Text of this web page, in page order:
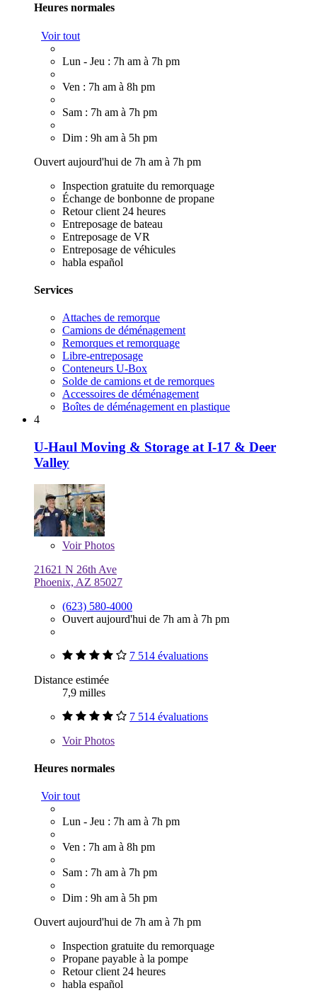
Heures normales
Voir tout
Lun - Jeu : 7h am à 7h pm
Ven : 7h am à 8h pm
Sam : 7h am à 7h pm
Dim : 9h am à 5h pm
Ouvert aujourd'hui de 7h am à 7h pm
Inspection gratuite du remorquage
Échange de bonbonne de propane
Retour client 24 heures
Entreposage de bateau
Entreposage de VR
Entreposage de véhicules
habla español
Services
Attaches de remorque
Camions de déménagement
Remorques et remorquage
Libre-entreposage
Conteneurs U-Box
Solde de camions et de remorques
Accessoires de déménagement
Boîtes de déménagement en plastique
4
U-Haul Moving & Storage at I-17 & Deer
Valley
VoirPhotos
21621 N 26th Ave
Phoenix, AZ 85027
(623) 580-4000
Ouvert aujourd'hui de 7h am à 7h pm
7 514 évaluations
Distance estimée
7,9 milles
7 514 évaluations
VoirPhotos
Heures normales
Voir tout
Lun - Jeu : 7h am à 7h pm
Ven : 7h am à 8h pm
Sam : 7h am à 7h pm
Dim : 9h am à 5h pm
Ouvert aujourd'hui de 7h am à 7h pm
Inspection gratuite du remorquage
Propane payable à la pompe
Retour client 24 heures
habla español